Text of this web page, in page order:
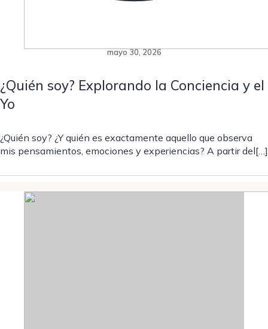
mayo 30, 2026
¿Quién soy? Explorando la Conciencia y el
Yo
¿Quién soy? ¿Y quién es exactamente aquello que observa
mis pensamientos, emociones y experiencias? A partir del[…]